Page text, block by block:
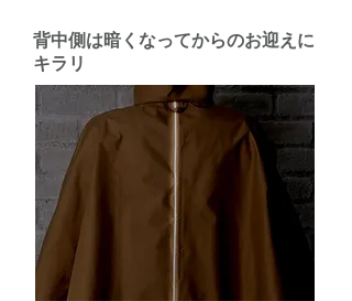
背中側は暗くなってからのお迎えに
キラリ